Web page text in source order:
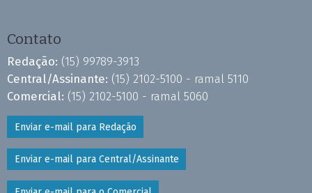
Contato
Redação: (15) 99789-3913
Central/Assinante: (15) 2102-5100 - ramal 5110
Comercial: (15) 2102-5100 - ramal 5060
Enviar e-mail para Redação
Enviar e-mail para Central/Assinante